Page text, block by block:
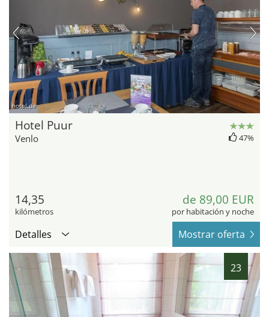
hotel.de
Hotel Puur
Venlo 47%
14,35
kilómetros
de 89,00 EUR
por habitación y noche
Detalles Mostrar oferta
23